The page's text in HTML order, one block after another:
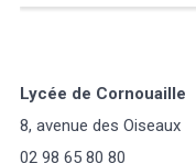
Lycée de Cornouaille
8, avenue des Oiseaux
02 98 65 80 80